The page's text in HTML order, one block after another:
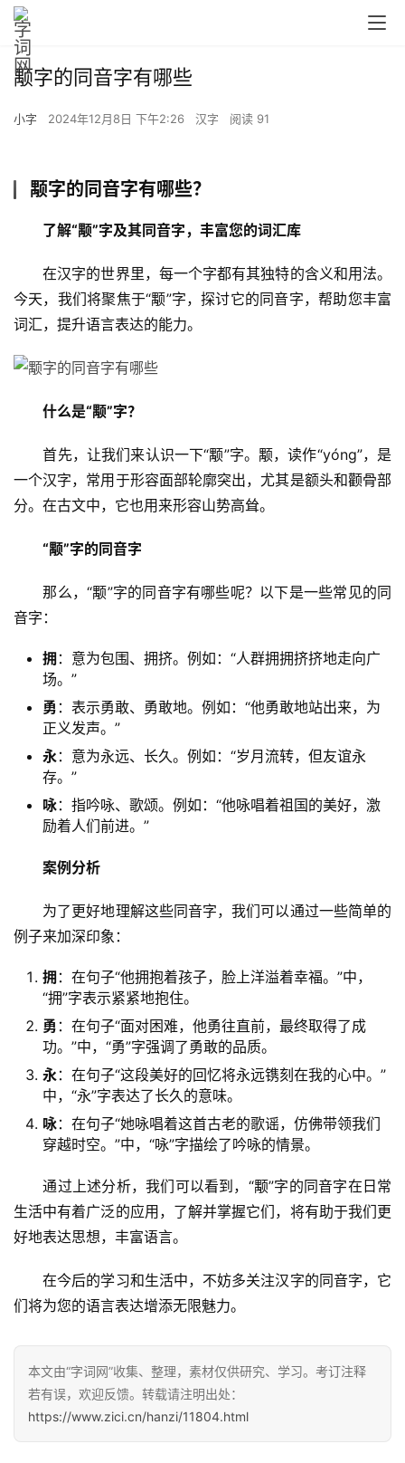
汉
组
颙字的同音字有哪些
小字 2024年12月8日 下午2:26 汉字 阅读 91
颙字的同音字有哪些？
了解“颙”字及其同音字，丰富您的词汇库
在汉字的世界里，每一个字都有其独特的含义和用法。
今天，我们将聚焦于“颙”字，探讨它的同音字，帮助您丰富
词汇，提升语言表达的能力。
什么是“颙”字？
首先，让我们来认识一下“颙”字。颙，读作“yóng”，是
一个汉字，常用于形容面部轮廓突出，尤其是额头和颧骨部
分。在古文中，它也用来形容山势高耸。
“颙”字的同音字
那么，“颙”字的同音字有哪些呢？以下是一些常见的同
音字：
拥 ：意为包围、拥挤。例如：“人群拥拥挤挤地走向广
场。”
勇 ：表示勇敢、勇敢地。例如：“他勇敢地站出来，为
正义发声。”
永：意为永远、长久。例如：“岁月流转，但友谊永
存。”
咏：指吟咏、歌颂。例如：“他咏唱着祖国的美好，激
励着人们前进。”
案例分析
为了更好地理解这些同音字，我们可以通过一些简单的
例子来加深印象：
拥 ：在句子“他拥抱着孩子，脸上洋溢着幸福。”中，
“拥”字表示紧紧地抱住。
勇 ：在句子“面对困难，他勇往直前，最终取得了成
功。”中，“勇”字强调了勇敢的品质。
永：在句子“这段美好的回忆将永远镌刻在我的心中。”
中，“永”字表达了长久的意味。
咏：在句子“她咏唱着这首古老的歌谣，仿佛带领我们
穿越时空。”中，“咏”字描绘了吟咏的情景。
通过上述分析，我们可以看到，“颙”字的同音字在日常
生活中有着广泛的应用，了解并掌握它们，将有助于我们更
好地表达思想，丰富语言。
在今后的学习和生活中，不妨多关注汉字的同音字，它
们将为您的语言表达增添无限魅力。
本文由“字词网”收集、整理，素材仅供研究、学习。考订注释
若有误，欢迎反馈。转载请注明出处：
https://www.zici.cn/hanzi/11804.html